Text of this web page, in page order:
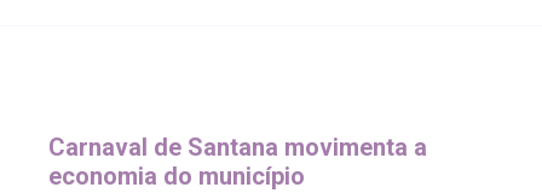
Carnaval de Santana movimenta a
economia do município